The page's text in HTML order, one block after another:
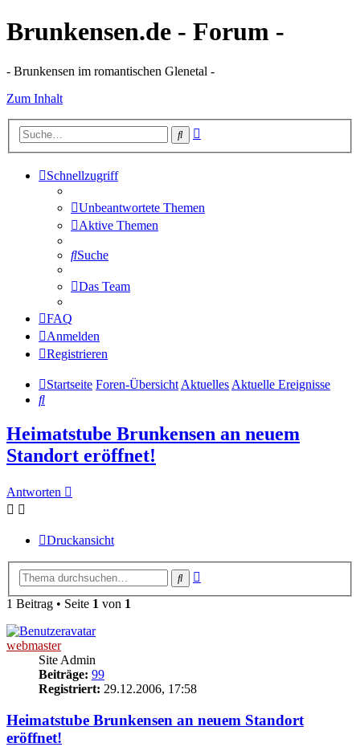
Brunkensen.de - Forum -
- Brunkensen im romantischen Glenetal -
Zum Inhalt
Suche
Schnellzugriff
Unbeantwortete Themen
Aktive Themen
Suche
Das Team
FAQ
Anmelden
Registrieren
Startseite Foren-ÜbersichtAktuellesAktuelle Ereignisse
Suche
Heimatstube Brunkensen an neuem
Standort eröffnet!
Antworten
Druckansicht
Suche
1 Beitrag • Seite 1 von 1
webmaster
Site Admin
Beiträge: 99
Registriert: 29.12.2006, 17:58
Heimatstube Brunkensen an neuem Standort
eröffnet!